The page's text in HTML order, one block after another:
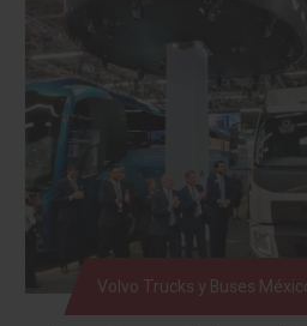
Volvo Trucks y Buses